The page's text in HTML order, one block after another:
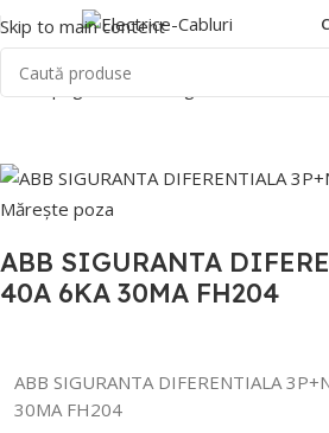
Skip to main content
Prima pagină
Mărește poza
ABB SIGURANTA
40A 6KA 30MA FH204
ABB SIGURANTA DIFERENTIALA
30MA FH204